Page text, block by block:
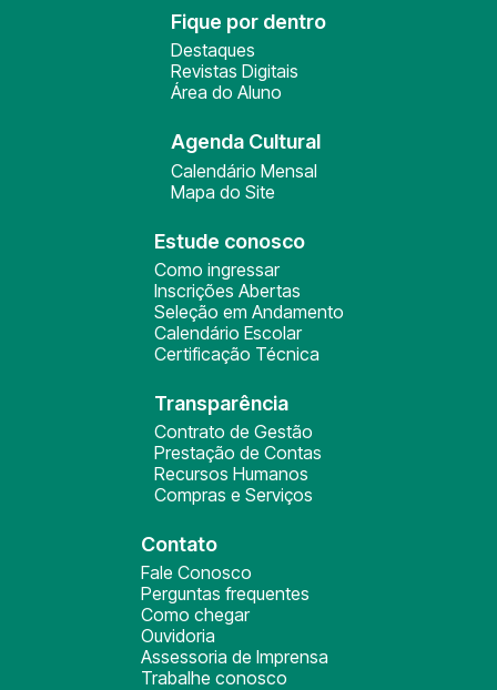
Fique por dentro
Destaques
Revistas Digitais
Área do Aluno
Agenda Cultural
Calendário Mensal
Mapa do Site
Estude conosco
Como ingressar
Inscrições Abertas
Seleção em Andamento
Calendário Escolar
Certificação Técnica
Transparência
Contrato de Gestão
Prestação de Contas
Recursos Humanos
Compras e Serviços
Contato
Fale Conosco
Perguntas frequentes
Como chegar
Ouvidoria
Assessoria de Imprensa
Trabalhe conosco